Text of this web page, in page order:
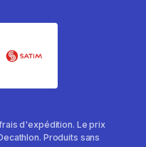
d'expédition. Le prix
Produits sans